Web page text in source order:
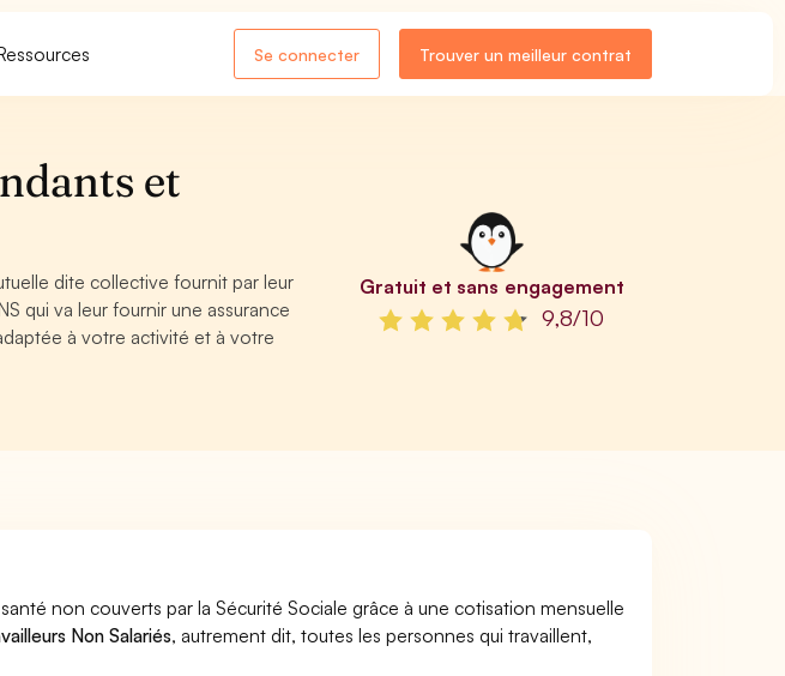
Se connecter Trouver un meilleur contrat
et
dite collective fournit par leur
qui va leur fournir une assurance
à votre activité et à votre
Gratuit et sans engagement
9,8/10
non couverts par la Sécurité Sociale grâce à une cotisation mensuelle
Non Salariés, autrement dit, toutes les personnes qui travaillent,